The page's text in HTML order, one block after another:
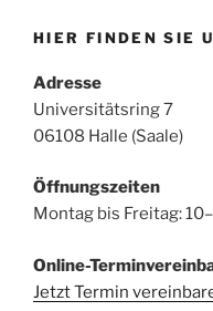
HIER FINDEN SIE
Adresse
Universitätsring 7
06108 Halle (Saale)
Öffnungszeiten
Montag bis Freitag:
Online-
Jetzt Termin